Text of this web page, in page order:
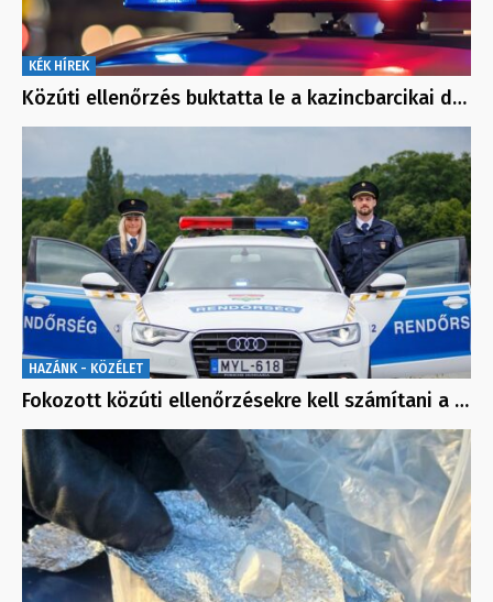
KÉK HÍREK
Közúti ellenőrzés buktatta le a kazincbarcikai d…
HAZÁNK - KÖZÉLET
Fokozott közúti ellenőrzésekre kell számítani a …